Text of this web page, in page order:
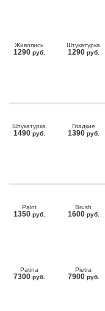
Живопись
1290 руб.
Штукатурка
1290 руб.
Штукатурка
1490 руб.
Гладкие
1390 руб.
Paint
1350 руб.
Brush
1600 руб.
Patina
7300 руб.
Pietra
7900 руб.